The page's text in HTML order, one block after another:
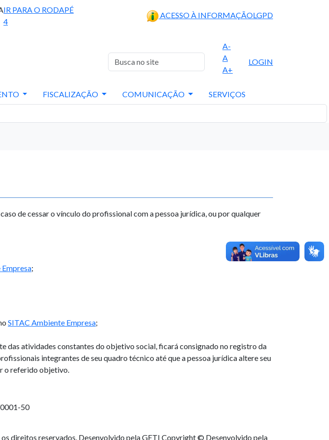
IR PARA O RODAPÉ
4
ACESSO À INFORMAÇÃOLGPD
A-
A
A+
LOGIN
FISCALIZAÇÃO COMUNICAÇÃO SERVIÇOS
de cessar o vínculo do profissional com a pessoa jurídica, ou por qualquer
;
SITAC Ambiente Empresa;
das atividades constantes do objetivo social, ficará consignado no registro da
integrantes de seu quadro técnico até que a pessoa jurídica altere seu
o referido objetivo.
50
direitos reservados. Desenvolvido pela GETI Copyright © Desenvolvido pela